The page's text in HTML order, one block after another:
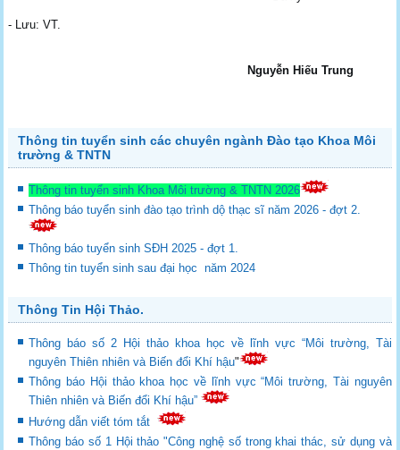
- Lưu: VT.
Nguyễn Hiếu Trung
Thông tin tuyển sinh các chuyên ngành Đào tạo Khoa Môi
trường & TNTN
Thông tin tuyển sinh Khoa Môi trường & TNTN 2026
Thông báo tuyển sinh đào tạo trình dộ thạc sĩ năm 2026 - đợt 2.
Thông báo tuyển sinh SĐH 2025 - đợt 1.
Thông tin tuyển sinh sau đại học năm 2024
Thông Tin Hội Thảo.
Thông báo số 2 Hội thảo khoa học về lĩnh vực “Môi trường, Tài
nguyên Thiên nhiên và Biến đổi Khí hậu"
Thông báo Hội thảo khoa học về lĩnh vực “Môi trường, Tài nguyên
Thiên nhiên và Biến đổi Khí hậu”
Hướng dẫn viết tóm tắt
Thông báo số 1 Hội thảo "Công nghệ số trong khai thác, sử dụng và